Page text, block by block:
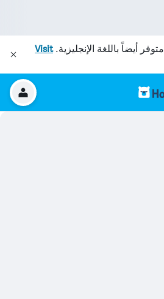
متوفر أيضاً باللغة الإنجليزية.Visit